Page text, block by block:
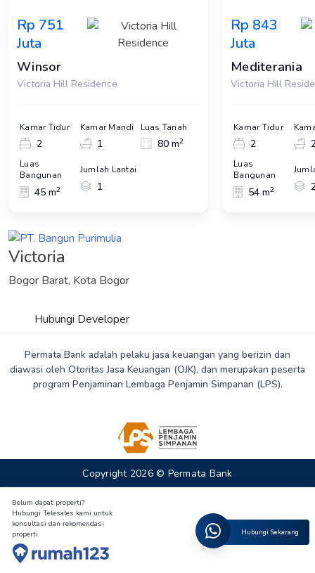
Rp 751
Juta
Winsor
Victoria Hill Residence
Kamar Tidur
2
Kamar Mandi
1
Luas Tanah
80 m2
Luas
Bangunan
45 m2
Jumlah Lantai
1
Rp 843
Juta
Mediterania
Victoria Hill
Kamar Tidur
2
Luas
Bangunan
54 m2
Victoria
Bogor Barat, Kota Bogor
Hubungi Developer
Permata Bank adalah pelaku jasa keuangan yang berizin dan
diawasi oleh Otoritas Jasa Keuangan (OJK), dan merupakan peserta
program Penjaminan Lembaga Penjamin Simpanan (LPS).
Copyright 2026 © Permata Bank
Belum dapat properti?
Hubungi Telesales kami untuk
konsultasi dan rekomendasi
properti
Hubungi Sekarang